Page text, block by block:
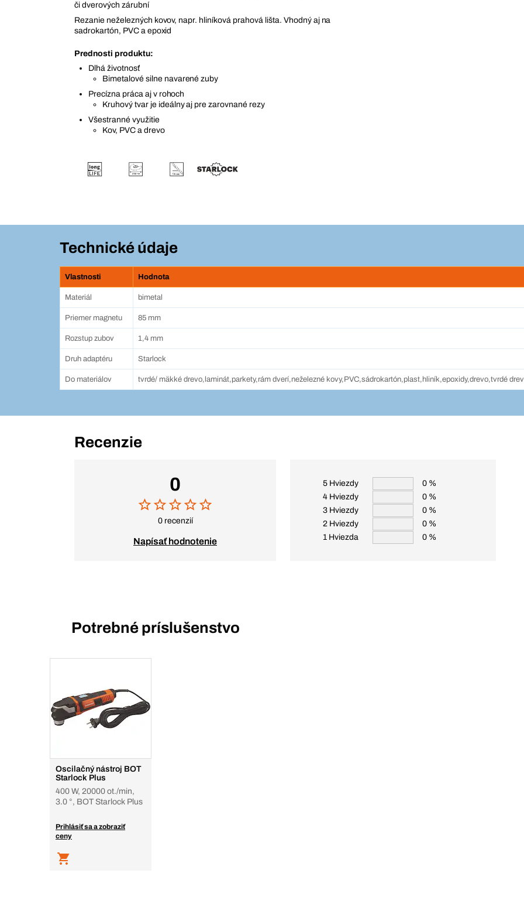
či dverových zárubní
Rezanie neželezných kovov, napr. hliníková prahová lišta. Vhodný aj na
sadrokartón, PVC a epoxid
Prednosti produktu:
Dlhá životnosť
Bimetalové silne navarené zuby
Precízna práca aj v rohoch
Kruhový tvar je ideálny aj pre zarovnané rezy
Všestranné využitie
Kov, PVC a drevo
Technické údaje
Vlastnosti Hodnota
Materiál bimetal
Priemer magnetu 85 mm
Rozstup zubov 1,4 mm
Druh adaptéru Starlock
Do materiálov tvrdé/ mäkké drevo,laminát,parkety,rám dverí,neželezné kovy,PVC,sádrokartón,plast,hliník,epoxidy,drevo,tvrdé
Recenzie
0
0 recenzií
Napísať hodnotenie
5 Hviezdy
0 %
4 Hviezdy
0 %
3 Hviezdy
0 %
2 Hviezdy
0 %
1 Hviezda
0 %
Potrebné príslušenstvo
Oscilačný nástroj BOT
Starlock Plus
400 W, 20000 ot./min,
3.0 °, BOT Starlock Plus
Prihlásiť sa a zobraziť
ceny